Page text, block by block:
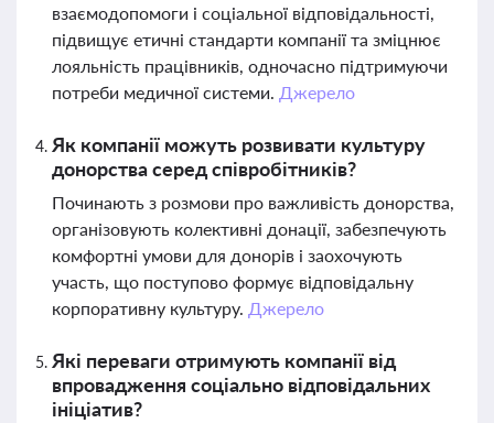
взаємодопомоги і соціальної відповідальності,
підвищує етичні стандарти компанії та зміцнює
лояльність працівників, одночасно підтримуючи
потреби медичної системи. Джерело
Як компанії можуть розвивати культуру
донорства серед співробітників?
Починають з розмови про важливість донорства,
організовують колективні донації, забезпечують
комфортні умови для донорів і заохочують
участь, що поступово формує відповідальну
корпоративну культуру. Джерело
Які переваги отримують компанії від
впровадження соціально відповідальних
ініціатив?